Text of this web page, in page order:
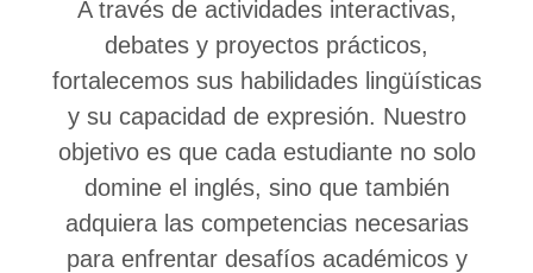
A través de actividades interactivas,
debates y proyectos prácticos,
fortalecemos sus habilidades lingüísticas
y su capacidad de expresión. Nuestro
objetivo es que cada estudiante no solo
domine el inglés, sino que también
adquiera las competencias necesarias
para enfrentar desafíos académicos y